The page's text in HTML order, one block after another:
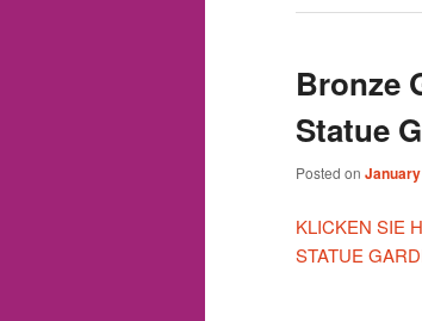
Bronze
Statue
Posted on January
KLICKEN SIE
STATUE